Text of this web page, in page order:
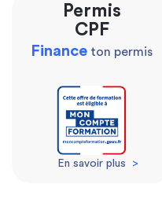
Permis
CPF
Finance ton permis
En savoir plus >